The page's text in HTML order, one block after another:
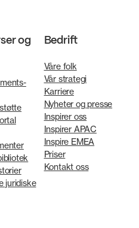
og
juridiske
Bedrift
Våre folk
Vår strategi
Karriere
Nyheter og presse
Inspirer oss
Inspirer APAC
Inspire EMEA
Priser
Kontakt oss